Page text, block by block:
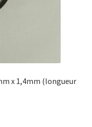
x 1,4mm (longueur